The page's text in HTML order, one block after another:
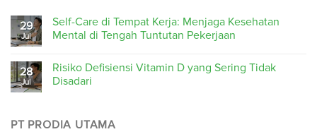
29
Jul
Self-Care di Tempat Kerja: Menjaga Kesehatan
Mental di Tengah Tuntutan Pekerjaan
28
Jul
Risiko Defisiensi Vitamin D yang Sering Tidak
Disadari
PT PRODIA UTAMA